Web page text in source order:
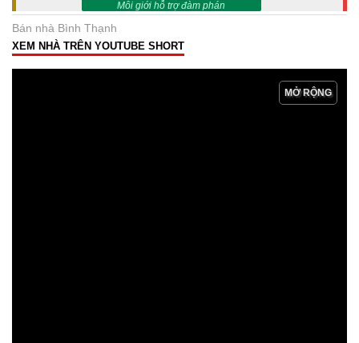
Môi giới hỗ trợ đàm phán
Bán nhà Bình Thạnh
XEM NHÀ TRÊN YOUTUBE SHORT
MỞ RỘNG